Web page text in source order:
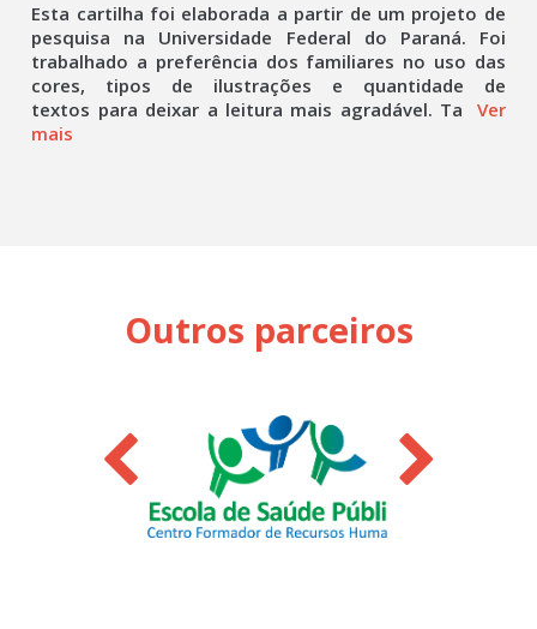
Esta cartilha foi elaborada a partir de um projeto de
pesquisa na Universidade Federal do Paraná. Foi
trabalhado a preferência dos familiares no uso das
cores, tipos de ilustrações e quantidade de
textos para deixar a leitura mais agradável. Ta
Ver
mais
Outros parceiros